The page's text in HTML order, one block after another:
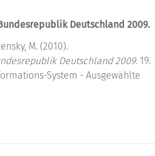
Deutschland 2009.
M. (2010).
Deutschland 2009. 19.
System - Ausgewählte